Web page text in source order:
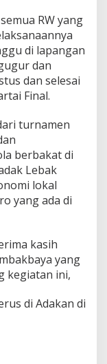
RW yang
di lapangan
dan
dan selesai
Final.
turnamen
berbakat di
Lebak
lokal
yang ada di
kasih
yang
kegiatan ini,
di Adakan di